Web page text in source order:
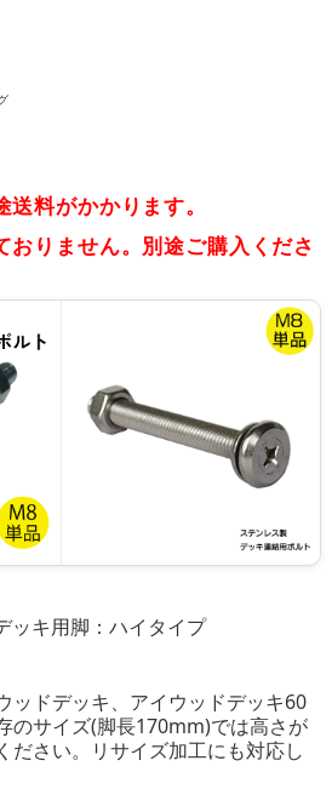
料がかかります。
りません。別途ご購入くださ
キ用脚：ハイタイプ
ッドデッキ、アイウッドデッキ60
のサイズ(脚長170mm)では高さが
さい。
リサイズ加工にも対応し